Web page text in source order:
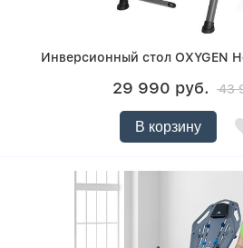
Инверсионный стол OXYGEN
29 990 руб. 43
В корзину